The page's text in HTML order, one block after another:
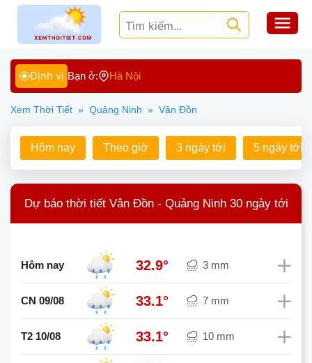
Định vị Bạn ở: Hà Nội
Xem Thời Tiết » Quảng Ninh » Vân Đồn
Hôm nay Theo giờ 3 ngày tới 5 ngày tới
Dự báo thời tiết Vân Đồn - Quảng Ninh 30 ngày tới
Hôm nay 32.9° 3 mm
CN 09/08 33.1° 7 mm
T2 10/08 33.1° 10 mm